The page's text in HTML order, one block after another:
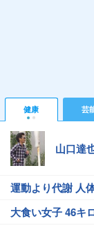
健康 芸
山口達
運動より代謝 人
大食い女子 46キ